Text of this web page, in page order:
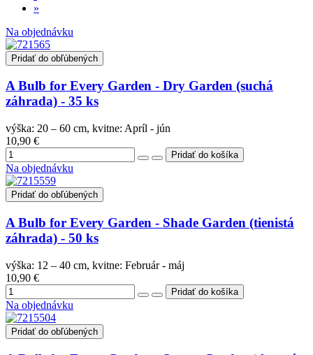
»
Na objednávku
Pridať do obľúbených
A Bulb for Every Garden - Dry Garden (suchá
záhrada) - 35 ks
výška: 20 – 60 cm, kvitne: Apríl - jún
10,90 €
Na objednávku
Pridať do obľúbených
A Bulb for Every Garden - Shade Garden (tienistá
záhrada) - 50 ks
výška: 12 – 40 cm, kvitne: Február - máj
10,90 €
Na objednávku
Pridať do obľúbených